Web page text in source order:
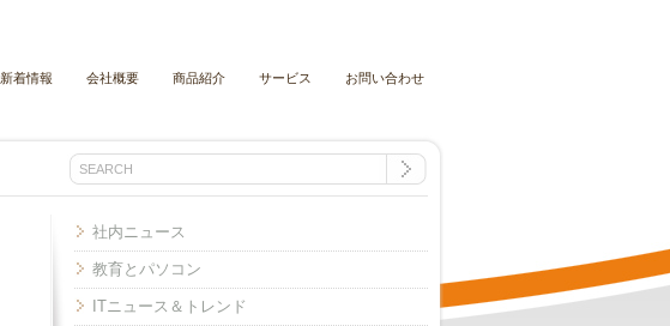
新着情報 会社概要 商品紹介 サービス お問い合わせ
社内ニュース
教育とパソコン
ITニュース＆トレンド